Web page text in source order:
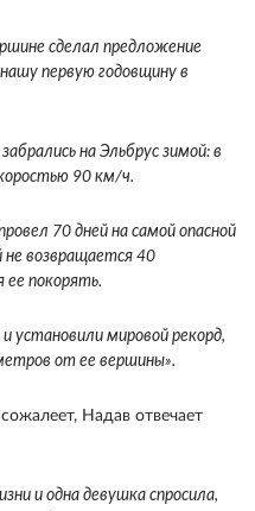
сделал предложение
первую годовщину в
на Эльбрус зимой: в
90 км/ч.
70 дней на самой опасной
не возвращается 40
покорять.
установили мировой рекорд,
от ее вершины».
Надав отвечает
и одна девушка спросила,